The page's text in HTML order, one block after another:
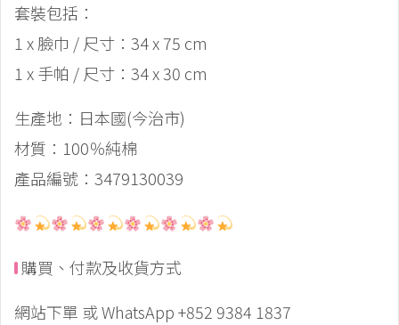
套裝包括：
1 x 臉巾 / 尺寸：34 x 75 cm
1 x 手帕 / 尺寸：34 x 30 cm
生產地：日本國(今治市)
材質：100％純棉
產品編號：3479130039
購買、付款及收貨方式
網站下單 或 WhatsApp +852 9384 1837